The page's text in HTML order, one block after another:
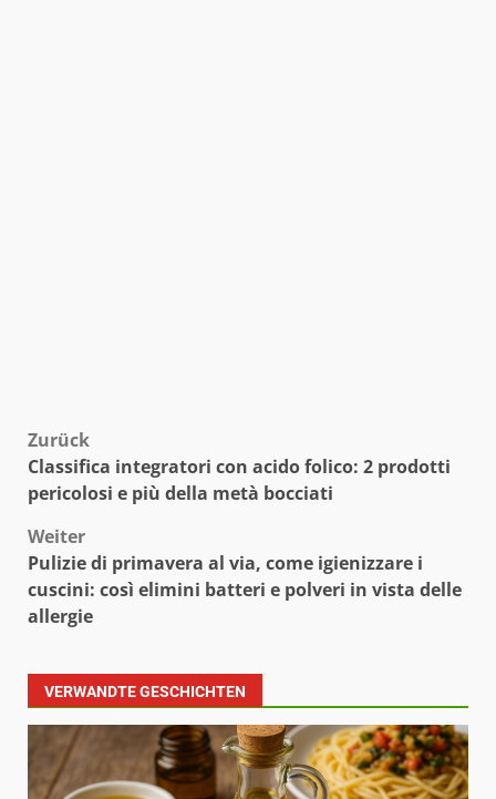
Beitragsnavigation
Zurück
Classifica integratori con acido folico: 2 prodotti
pericolosi e più della metà bocciati
Weiter
Pulizie di primavera al via, come igienizzare i
cuscini: così elimini batteri e polveri in vista delle
allergie
VERWANDTE GESCHICHTEN